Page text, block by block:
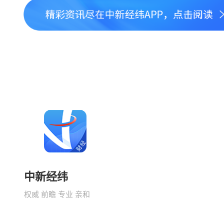
中新经纬
权威 前瞻 专业 亲和